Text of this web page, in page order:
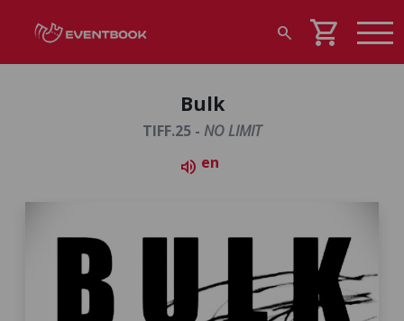
search shopping_cart
Bulk
TIFF.25 - NO LIMIT
volume_up en